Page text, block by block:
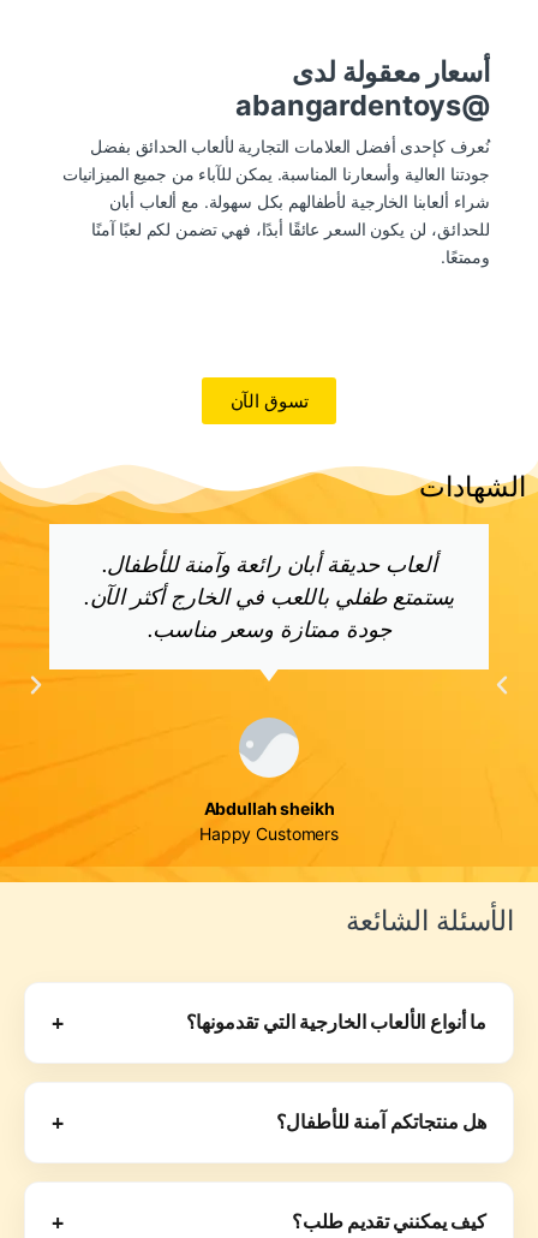
أسعار معقولة لدى
@abangardentoys
نُعرف كإحدى أفضل العلامات التجارية لألعاب الحدائق بفضل
جودتنا العالية وأسعارنا المناسبة. يمكن للآباء من جميع الميزانيات
شراء ألعابنا الخارجية لأطفالهم بكل سهولة. مع ألعاب أبان
للحدائق، لن يكون السعر عائقًا أبدًا، فهي تضمن لكم لعبًا آمنًا
وممتعًا.
تسوق الآن
الشهادات
ألعاب حديقة أبان رائعة وآمنة للأطفال.
يستمتع طفلي باللعب في الخارج أكثر الآن.
جودة ممتازة وسعر مناسب.
Abdullah sheikh
Happy Customers
الأسئلة الشائعة
ما أنواع الألعاب الخارجية التي تقدمونها؟ +
تقدم Aban Garden Toys مجموعات الأراجيح، والزحاليق،
وإطارات التسلق، والترامبولين، وبيوت اللعب، وأنظمة لعب
متكاملة للحدائق مصممة لتوفير متعة خارجية آمنة ونشطة.
هل منتجاتكم آمنة للأطفال؟ +
نعم، جميع المنتجات مصنوعة من مواد آمنة للأطفال، ومصممة
كيف يمكنني تقديم طلب؟ +